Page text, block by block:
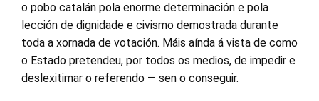
o pobo catalán pola enorme determinación e pola
lección de dignidade e civismo demostrada durante
toda a xornada de votación. Máis aínda á vista de como
o Estado pretendeu, por todos os medios, de impedir e
deslexitimar o referendo — sen o conseguir.